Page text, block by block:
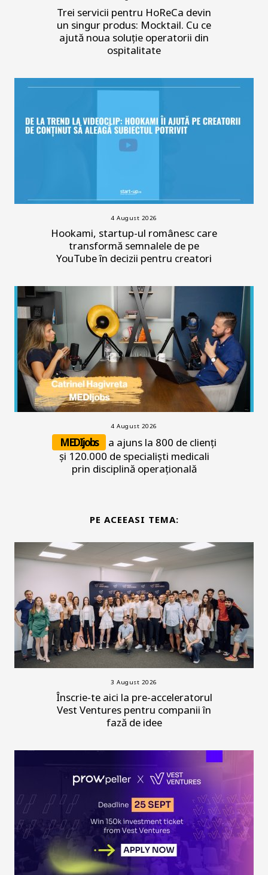
Trei servicii pentru HoReCa devin
un singur produs: Mocktail. Cu ce
ajută noua soluție operatorii din
ospitalitate
4 August 2026
Hookami, startup-ul românesc care
transformă semnalele de pe
YouTube în decizii pentru creatori
4 August 2026
MEDIjobs
a ajuns la 800 de clienți
și 120.000 de specialiști medicali
prin disciplină operațională
PE ACEEASI TEMA:
3 August 2026
Înscrie-te aici la pre-acceleratorul
Vest Ventures pentru companii în
fază de idee